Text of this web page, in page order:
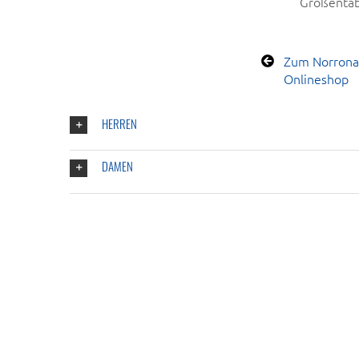
Zum Norrona
Onlineshop
HERREN
DAMEN